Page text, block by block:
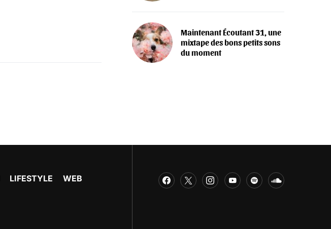
Maintenant Écoutant 31, une
mixtape des bons petits sons
du moment
LIFESTYLE WEB